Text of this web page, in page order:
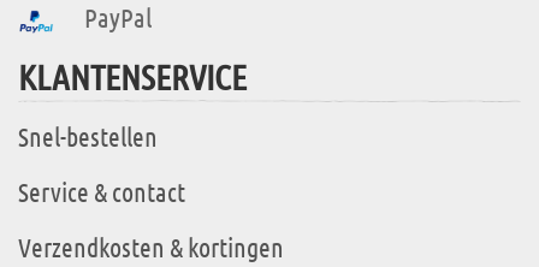
PayPal
KLANTENSERVICE
Snel-bestellen
Service & contact
Verzendkosten & kortingen